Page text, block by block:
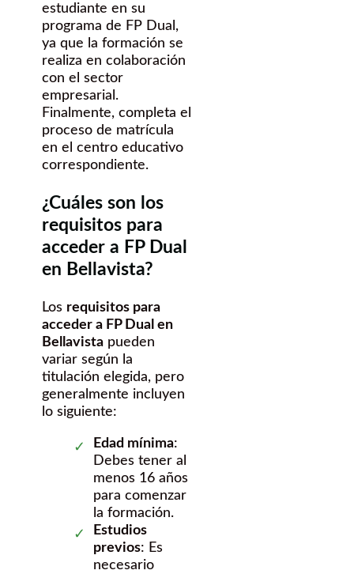
estudiante en su
programa de FP Dual,
ya que la formación se
realiza en colaboración
con el sector
empresarial.
Finalmente, completa el
proceso de matrícula
en el centro educativo
correspondiente.
¿Cuáles son los
requisitos para
acceder a FP Dual
en Bellavista?
Los requisitos para
acceder a FP Dual en
Bellavista pueden
variar según la
titulación elegida, pero
generalmente incluyen
lo siguiente:
Edad mínima:
Debes tener al
menos 16 años
para comenzar
la formación.
Estudios
previos: Es
necesario